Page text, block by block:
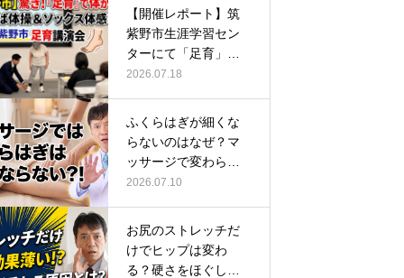
【開催レポート】筑
紫野市生涯学習セン
ターにて「足育」講
演会に登壇し…
2026.07.18
ふくらはぎが細くな
らないのはなぜ？マ
ッサージで変わらな
い根本原因
2026.07.10
お尻のストレッチだ
けでヒップは変わ
る？硬さをほぐして